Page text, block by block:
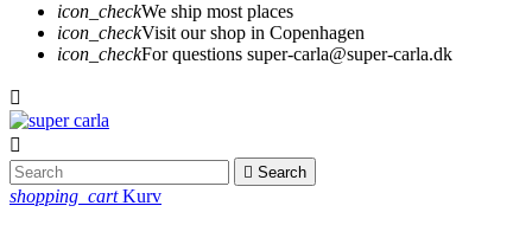
icon_checkWe ship most places
icon_checkVisit our shop in Copenhagen
icon_checkFor questions super-carla@super-carla.dk


 Search
shopping_cart Kurv